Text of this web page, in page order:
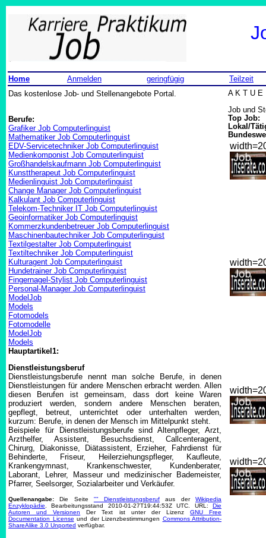
Home Anmelden geringfügig
Teilzeit
Das kostenlose Job- und Stellenangebote Portal.
Berufe:
Grafiker Job Computerlinguist
Mathematiker Job Computerlinguist
EDV-Servicetechniker Job Computerlinguist
Medienkomponist Job Computerlinguist
Großhandelskaufmann Job Computerlinguist
Kunsttherapeut Job Computerlinguist
Medienlinguist Job Computerlinguist
Change Manager Job Computerlinguist
Kalkulant Job Computerlinguist
Telekom-Techniker IT Job Computerlinguist
Geoinformatiker Job Computerlinguist
Kommerzkundenbetreuer Job Computerlinguist
Maschinenbautechniker Job Computerlinguist
Textilgestalter Job Computerlinguist
Textiltechniker Job Computerlinguist
Kulturagent Job Computerlinguist
Hundetrainer Job Computerlinguist
Fingernagel-Stylist Job Computerlinguist
Personal-Manager Job Computerlinguist
ModelJob
Models
Fotomodels
Fotomodelle
ModelJob
Models
Hauptartikel1:
Dienstleistungsberuf
Dienstleistungsberufe nennt man solche Berufe, in denen
Dienstleistungen für andere Menschen erbracht werden. Allen
diesen Berufen ist gemeinsam, dass dort keine Waren
produziert werden, sondern andere Menschen beraten,
gepflegt, betreut, unterrichtet oder unterhalten werden,
kurzum: Berufe, in denen der Mensch im Mittelpunkt steht.
Beispiele für Dienstleistungsberufe sind Altenpfleger, Arzt,
Arzthelfer, Assistent, Besuchsdienst, Callcenteragent,
Chirurg, Diakonisse, Diätassistent, Erzieher, Fahrdienst für
Behinderte, Friseur, Heilerziehungspfleger, Kaufleute,
Krankengymnast, Krankenschwester, Kundenberater,
Laborant, Lehrer, Masseur und medizinischer Bademeister,
Pfarrer, Seelsorger, Sozialarbeiter und Verkäufer.
Quellenangabe:Die Seite "" Dienstleistungsberuf aus derWikipedia
Enzyklopädie . Bearbeitungsstand 2010-01-27T19:44:53Z UTC. URL: Die
Autoren und Versionen
Der Text ist unter der Lizenz GNU Free
Documentation License und der Lizenzbestimmungen Commons Attribution-
ShareAlike 3.0 Unported verfügbar.
A K T U E
Job und
Top Job:
Lokal/